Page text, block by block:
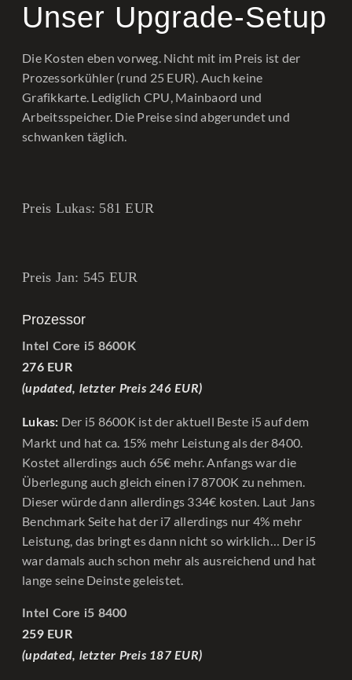
Unser Upgrade-Setup
Die Kosten eben vorweg. Nicht mit im Preis ist der
Prozessorkühler (rund 25 EUR). Auch keine
Grafikkarte. Lediglich CPU, Mainbaord und
Arbeitsspeicher. Die Preise sind abgerundet und
schwanken täglich.
Preis Lukas: 581 EUR
Preis Jan: 545 EUR
Prozessor
Intel Core i5 8600K
276 EUR
(updated, letzter Preis 246 EUR)
Lukas: Der i5 8600K ist der aktuell Beste i5 auf dem
Markt und hat ca. 15% mehr Leistung als der 8400.
Kostet allerdings auch 65€ mehr. Anfangs war die
Überlegung auch gleich einen i7 8700K zu nehmen.
Dieser würde dann allerdings 334€ kosten. Laut Jans
Benchmark Seite hat der i7 allerdings nur 4% mehr
Leistung, das bringt es dann nicht so wirklich… Der i5
war damals auch schon mehr als ausreichend und hat
lange seine Deinste geleistet.
Intel Core i5 8400
259 EUR
(updated, letzter Preis 187 EUR)